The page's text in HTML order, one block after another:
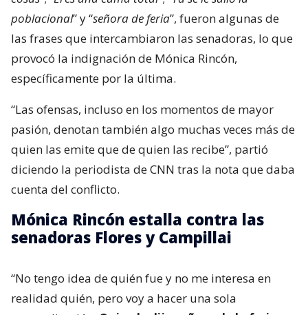
poblacional” y “señora de feria”, fueron algunas de
las frases que intercambiaron las senadoras, lo que
provocó la indignación de Mónica Rincón,
específicamente por la última.
“Las ofensas, incluso en los momentos de mayor
pasión, denotan también algo muchas veces más de
quien las emite que de quien las recibe”, partió
diciendo la periodista de CNN tras la nota que daba
cuenta del conflicto.
Mónica Rincón estalla contra las
senadoras Flores y Campillai
“No tengo idea de quién fue y no me interesa en
realidad quién, pero voy a hacer una sola